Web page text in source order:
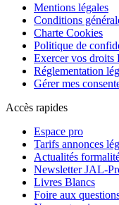
Mentions légales
Conditions
Charte Cookies
Politique de
Exercer vos droits
Réglementation
Gérer mes
Accès rapides
Espace pro
Tarifs annonces
Actualités
Newsletter JAL-
Livres Blancs
Foire aux